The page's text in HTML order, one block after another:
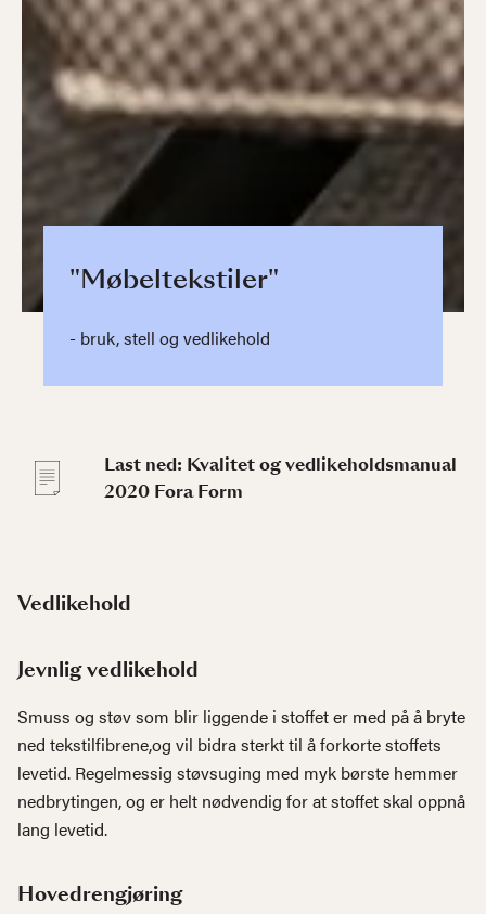
"Møbeltekstiler"
- bruk, stell og vedlikehold
Last ned: Kvalitet og vedlikeholdsmanual
2020 Fora Form
Vedlikehold
Jevnlig vedlikehold
Smuss og støv som blir liggende i stoffet er med på å bryte
ned tekstilfibrene,og vil bidra sterkt til å forkorte stoffets
levetid. Regelmessig støvsuging med myk børste hemmer
nedbrytingen, og er helt nødvendig for at stoffet skal oppnå
lang levetid.
Hovedrengjøring